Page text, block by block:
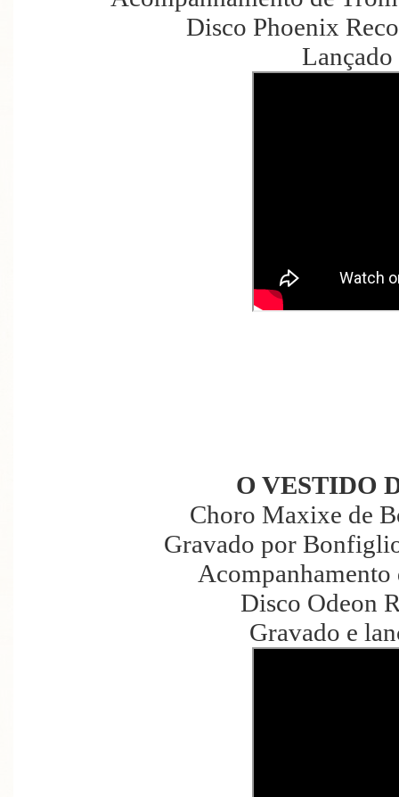
Disco Phoenix
O VESTIDO
Choro Maxixe de
Gravado por
Acompanhamento
Disco Odeon
Gravado e